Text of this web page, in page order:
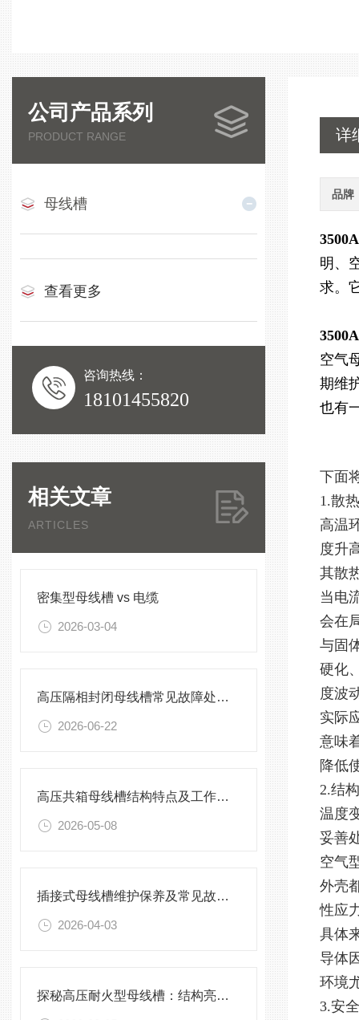
公司产品系列
PRODUCT RANGE
母线槽
查看更多
咨询热线：
18101455820
相关文章
ARTICLES
密集型母线槽 vs 电缆
2026-03-04
高压隔相封闭母线槽常见故障处理方案
2026-06-22
高压共箱母线槽结构特点及工作原理
2026-05-08
插接式母线槽维护保养及常见故障处理指南
2026-04-03
探秘高压耐火型母线槽：结构亮点与实用效能
详
品牌
明、
求。
空气
期维
也有
下面
1.散
高温
度升
其散
当电
会在
与固
硬化
度波
实际
意味
降低
2.结
温度
妥善
空气
外壳
性应
具体
导体
环境
3.安